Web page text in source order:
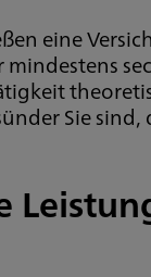
eine
mindestens
Sie